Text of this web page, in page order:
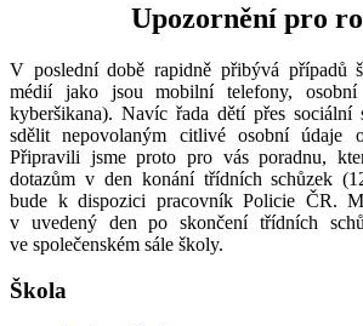
Upozornění pro
V poslední době rapidně přibývá případů
médií jako jsou mobilní telefony, osobní
kyberšikana). Navíc řada dětí přes sociální
sdělit nepovolaným citlivé osobní údaje
Připravili jsme proto pro vás poradnu,
dotazům v den konání třídních schůzek
bude k dispozici pracovník Policie ČR.
v uvedený den po skončení třídních
ve společenském sále školy.
Škola